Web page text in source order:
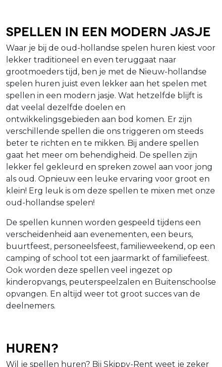
Spellen in een modern jasje
Waar je bij de oud-hollandse spelen huren kiest voor
lekker traditioneel en even teruggaat naar
grootmoeders tijd, ben je met de Nieuw-hollandse
spelen huren juist even lekker aan het spelen met
spellen in een modern jasje. Wat hetzelfde blijft is
dat veelal dezelfde doelen en
ontwikkelingsgebieden aan bod komen. Er zijn
verschillende spellen die ons triggeren om steeds
beter te richten en te mikken. Bij andere spellen
gaat het meer om behendigheid. De spellen zijn
lekker fel gekleurd en spreken zowel aan voor jong
als oud. Opnieuw een leuke ervaring voor groot en
klein! Erg leuk is om deze spellen te mixen met onze
oud-hollandse spelen!
De spellen kunnen worden gespeeld tijdens een
verscheidenheid aan evenementen, een beurs,
buurtfeest, personeelsfeest, familieweekend, op een
camping of school tot een jaarmarkt of familiefeest.
Ook worden deze spellen veel ingezet op
kinderopvangs, peuterspeelzalen en Buitenschoolse
opvangen. En altijd weer tot groot succes van de
deelnemers.
Huren?
Wil je spellen huren? Bij Skippy-Rent weet je zeker